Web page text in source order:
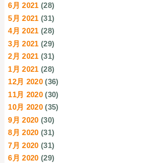
6月 2021 (28)
5月 2021 (31)
4月 2021 (28)
3月 2021 (29)
2月 2021 (31)
1月 2021 (28)
12月 2020 (36)
11月 2020 (30)
10月 2020 (35)
9月 2020 (30)
8月 2020 (31)
7月 2020 (31)
6月 2020 (29)